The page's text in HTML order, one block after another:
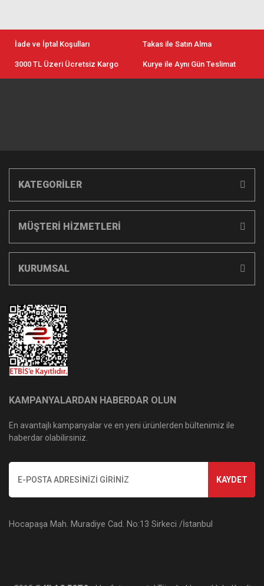
İade ve İptal Koşulları Takas ile Satın Alma
3000 TL Üzeri Ücretsiz Kargo Kurye ile Aynı Gün Teslimat
KATEGORİLER
MÜŞTERİ HİZMETLERİ
KURUMSAL
KAMPANYALARDAN HABERDAR OLUN
En avantajlı kampanyalar ve en yeni ürünlerden bültenimiz ile
haberdar olabilirsiniz.
KAYDET
Hocapaşa Mah. Muradiye Cad. No:13 Sirkeci /İstanbul